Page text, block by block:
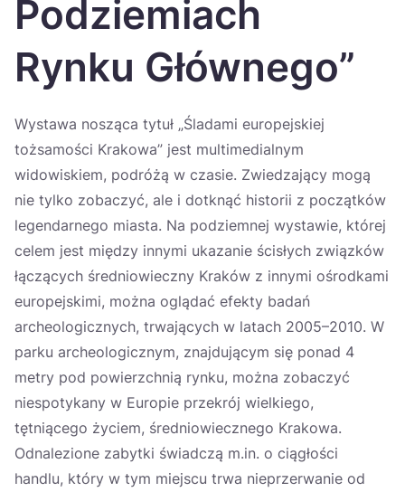
Podziemiach
Rynku Głównego”
Wystawa nosząca tytuł „Śladami europejskiej
tożsamości Krakowa” jest multimedialnym
widowiskiem, podróżą w czasie. Zwiedzający mogą
nie tylko zobaczyć, ale i dotknąć historii z początków
legendarnego miasta. Na podziemnej wystawie, której
celem jest między innymi ukazanie ścisłych związków
łączących średniowieczny Kraków z innymi ośrodkami
europejskimi, można oglądać efekty badań
archeologicznych, trwających w latach 2005–2010. W
parku archeologicznym, znajdującym się ponad 4
metry pod powierzchnią rynku, można zobaczyć
niespotykany w Europie przekrój wielkiego,
tętniącego życiem, średniowiecznego Krakowa.
Odnalezione zabytki świadczą m.in. o ciągłości
handlu, który w tym miejscu trwa nieprzerwanie od